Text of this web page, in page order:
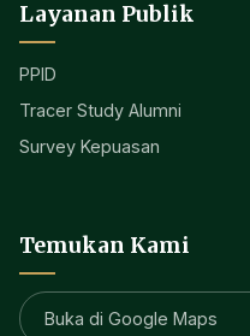
Layanan Publik
PPID
Tracer Study Alumni
Survey Kepuasan
Temukan Kami
Buka di Google Maps